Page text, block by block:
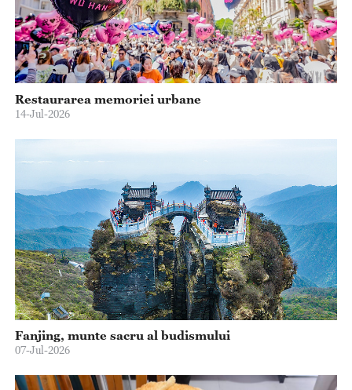
Restaurarea memoriei urbane
14-Jul-2026
Fanjing, munte sacru al budismului
07-Jul-2026